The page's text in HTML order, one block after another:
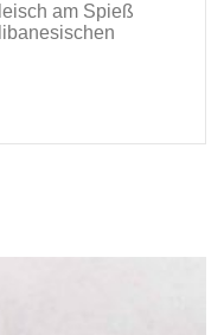
am Spieß